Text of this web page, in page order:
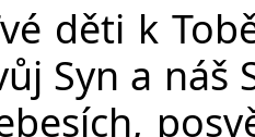
děti k
Syn a náš
posv